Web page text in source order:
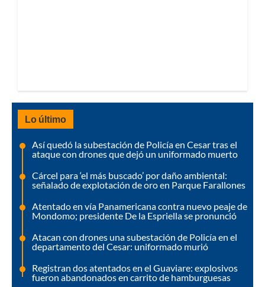
Lo último
Así quedó la subestación de Policía en Cesar tras el
ataque con drones que dejó un uniformado muerto
Cárcel para ‘el más buscado’ por daño ambiental:
señalado de explotación de oro en Parque Farallones
Atentado en vía Panamericana contra nuevo peaje de
Mondomo; presidente De la Espriella se pronunció
Atacan con drones una subestación de Policía en el
departamento del Cesar: uniformado murió
Registran dos atentados en el Guaviare: explosivos
fueron abandonados en carrito de hamburguesas